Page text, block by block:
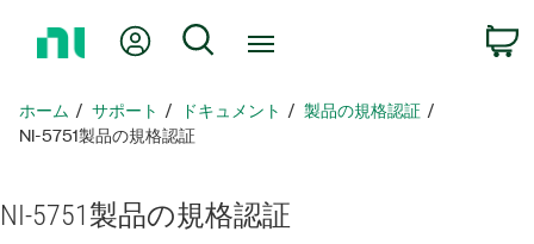
ペ
ー
戻
Myアカウント
検索
ホーム サポート ドキュメント
製品​の​規格​認証
NI-5751製品​の​規格​認証
NI-5751製品​の​規格​認証